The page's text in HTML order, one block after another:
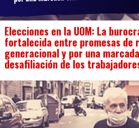
Elecciones en la UOM: La
fortalecida entre promesas de
generacional y por una
desafiliación de los